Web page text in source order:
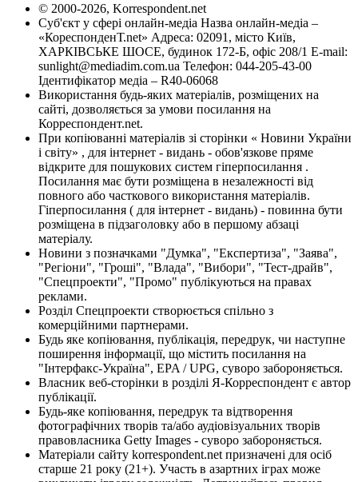
© 2000-2026, Korrespondent.net
Суб'єкт у сфері онлайн-медіа Назва онлайн-медіа –
«КореспонденТ.net» Адреса: 02091, місто Київ,
ХАРКІВСЬКЕ ШОСЕ, будинок 172-Б, офіс 208/1 E-mail:
sunlight@mediadim.com.ua Телефон: 044-205-43-00
Ідентифікатор медіа – R40-06068
Використання будь-яких матеріалів, розміщених на
сайті, дозволяється за умови посилання на
Корреспондент.net.
При копіюванні матеріалів зі сторінки « Новини України
і світу» , для інтернет - видань - обов'язкове пряме
відкрите для пошукових систем гіперпосилання .
Посилання має бути розміщена в незалежності від
повного або часткового використання матеріалів.
Гіперпосилання ( для інтернет - видань) - повинна бути
розміщена в підзаголовку або в першому абзаці
матеріалу.
Новини з позначками "Думка", "Експертиза", "Заява",
"Регіони", "Гроші", "Влада", "Вибори", "Тест-драйв",
"Спецпроекти", "Промо" публікуються на правах
реклами.
Розділ Спецпроекти створюється спільно з
комерційними партнерами.
Будь яке копіювання, публікація, передрук, чи наступне
поширення інформації, що містить посилання на
"Інтерфакс-Україна", EPA / UPG, суворо забороняється.
Власник веб-сторінки в розділі Я-Корреспондент є автор
публікації.
Будь-яке копіювання, передрук та відтворення
фотографічних творів та/або аудіовізуальних творів
правовласника Getty Images - суворо забороняється.
Матеріали сайту korrespondent.net призначені для осіб
старше 21 року (21+). Участь в азартних іграх може